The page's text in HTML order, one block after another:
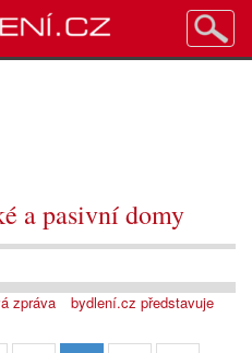
a pasivní domy
zpráva
bydlení.cz představuje